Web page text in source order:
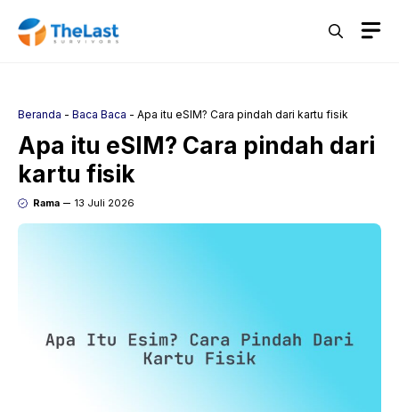
Beranda - Baca Baca - Apa itu eSIM? Cara pindah dari kartu fisik
Apa itu eSIM? Cara pindah dari
kartu fisik
Rama 13 Juli 2026